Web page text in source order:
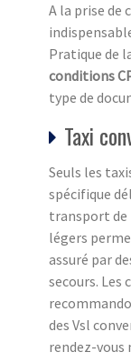
A la prise de
Pratique de
conditions
type de
Taxi
Seuls les
spécifique
transport de
légers
assuré par
secours. Les
des Vsl
rendez-vous